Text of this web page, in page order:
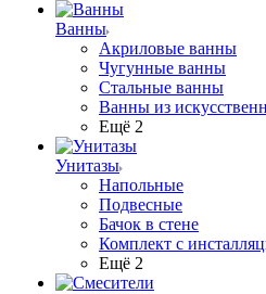
Ванны
Акриловые ванны
Чугунные ванны
Стальные ванны
Ванны из
Ещё 2
Унитазы
Напольные
Подвесные
Бачок в стене
Комплект с
Ещё 2